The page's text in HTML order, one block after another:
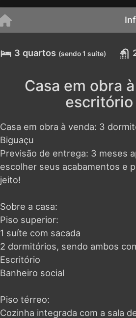
3 quartos (sendo 1 suíte)
Casa em obra
escritório
Casa em obra à venda: 3
Biguaçu
Previsão de entrega: 3 meses
escolher seus acabamentos e
jeito!
Sobre a casa:
Piso superior:
1 suíte com sacada
2 dormitórios, sendo ambos
Escritório
Banheiro social
Piso térreo:
Cozinha integrada com a sala